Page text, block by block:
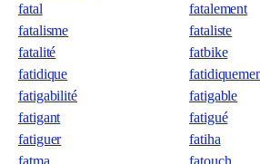
fatal
fatalement
fatalisme
fataliste
fatalité
fatbike
fatidique
fatigabilité
fatigable
fatigant
fatigué
fatiguer
fatiha
fatma
fatouch